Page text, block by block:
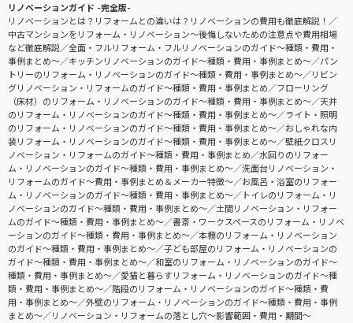
リノベーションガイド -完全版-
リノベーションとは？リフォームとの違いは？リノベーションの費用も徹底解説！
中古マンションをリフォーム・リノベーション〜後悔しないための注意点や費用相場
など徹底解説
全面・フルリフォーム・フルリノベーションのガイド〜種類・費用・
事例まとめ〜
キッチンリノベーションのガイド〜種類・費用・事例まとめ〜
パン
トリーのリフォーム・リノベーションのガイド〜種類・費用・事例まとめ〜
リビン
グリノベーション・リフォームのガイド〜種類・費用・事例まとめ
フローリング
（床材）のリフォーム・リノベーションのガイド〜種類・費用・事例まとめ〜
天井
のリフォーム・リノベーションのガイド〜種類・費用・事例まとめ〜
ライト・照明
のリフォーム・リノベーションのガイド〜種類・費用・事例まとめ〜
おしゃれな内
装リフォーム・リノベーションのガイド〜種類・費用・事例まとめ〜
壁紙クロスリ
ノベーション・リフォームのガイド〜種類・費用・事例まとめ
水回りのリフォー
ム・リノベーションのガイド〜種類・費用・事例まとめ〜
洗面台リノベーション・
リフォームのガイド〜費用・事例まとめ＆メーカー特徴〜
お風呂・浴室のリフォー
ム・リノベーションのガイド〜種類・費用・事例まとめ〜
トイレのリフォーム・リ
ノベーションのガイド〜種類・費用・事例まとめ〜
土間リノベーション・リフォー
ムのガイド〜種類・費用・事例まとめ〜
書斎・ワークスペースのリフォーム・リノベ
ーションのガイド〜種類・費用・事例まとめ〜
本棚のリフォーム・リノベーション
のガイド〜種類・費用・事例まとめ〜
子ども部屋のリフォーム・リノベーションの
ガイド〜種類・費用・事例まとめ〜
和室のリフォーム・リノベーションのガイド〜
種類・費用・事例まとめ〜
愛猫と暮らすリフォーム・リノベーションのガイド〜種
類・費用・事例まとめ〜
階段のリフォーム・リノベーションのガイド〜種類・費
用・事例まとめ〜
外壁のリフォーム・リノベーションのガイド〜種類・費用・事例
まとめ〜
リノベーション・リフォームの落とし穴～影響範囲・費用・期間～